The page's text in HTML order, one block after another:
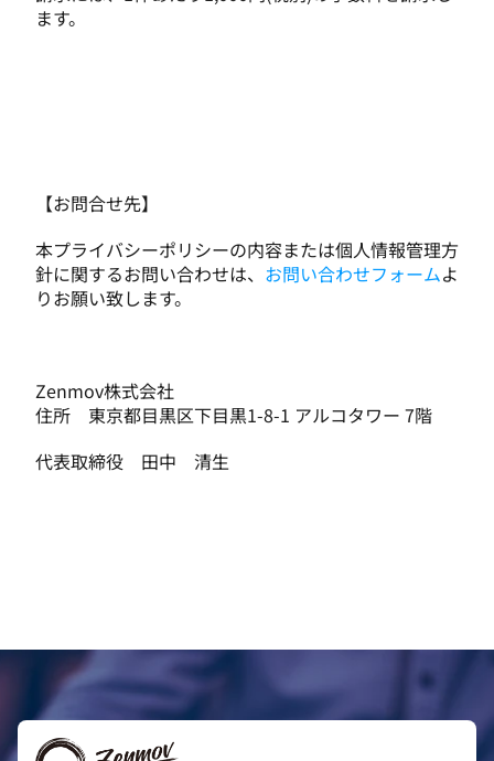
ます。
【お問合せ先】
本プライバシーポリシーの内容または個人情報管理方
針に関するお問い合わせは、 お問い合わせフォームよ
りお願い致します。
Zenmov株式会社
住所　東京都目黒区下目黒1-8-1 アルコタワー 7階
代表取締役　田中　清生